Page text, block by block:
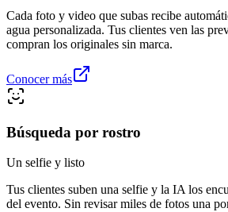
Cada foto y video que subas recibe
agua personalizada. Tus clientes ven las
compran los originales sin marca.
Conocer más
Búsqueda por rostro
Un selfie y listo
Tus clientes suben una selfie y la IA los
del evento. Sin revisar miles de fotos una